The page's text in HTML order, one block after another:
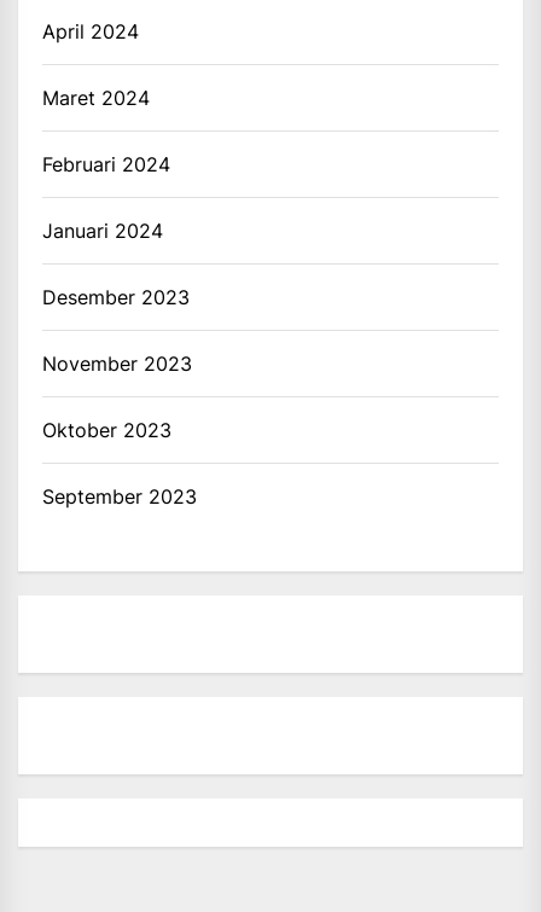
April 2024
Maret 2024
Februari 2024
Januari 2024
Desember 2023
November 2023
Oktober 2023
September 2023